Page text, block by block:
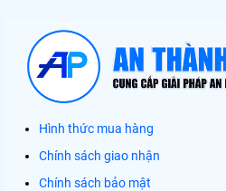
Hình thức mua hàng
Chính sách giao nhận
Chính sách bảo mật